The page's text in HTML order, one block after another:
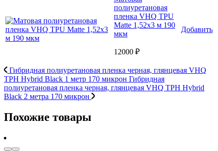
полиуретановая
пленка VHQ TPU
Matte 1,52х3 м 190
мкм
12000 ₽
Добавить
Гибридная полиуретановая пленка черная, глянцевая VHQ
TPH Hybrid Black 1 метр 170 микрон Гибридная
полиуретановая пленка черная, глянцевая VHQ TPH Hybrid
Black 2 метра 170 микрон
Похожие товары